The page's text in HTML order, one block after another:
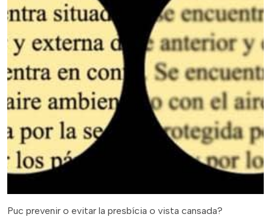
Puc prevenir o evitar la presbícia o vista cansada?